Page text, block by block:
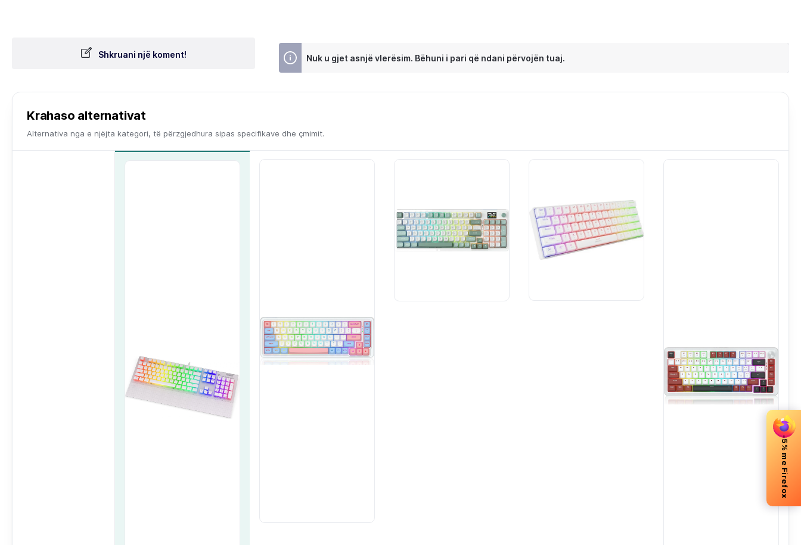
-5% me Firefox
Shkruani një koment! Nuk u gjet asnjë vlerësim. Bëhuni i pari që ndani përvojën tuaj.
Krahaso alternativat
Alternativa nga e njëjta kategori, të përzgjedhura sipas specifikave dhe çmimit.